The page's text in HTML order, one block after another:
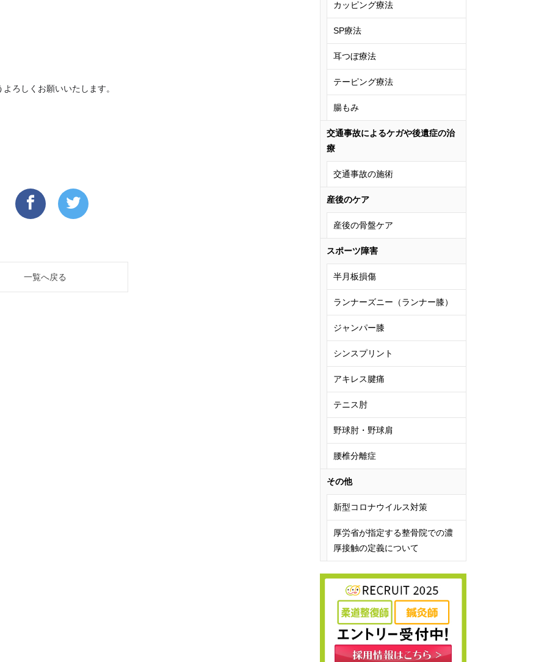
ろしくお願いいたします。
一覧へ戻る
カッピング療法
SP療法
耳つぼ療法
テーピング療法
腸もみ
交通事故によるケガや後遺症の治
療
交通事故の施術
産後のケア
産後の骨盤ケア
スポーツ障害
半月板損傷
ランナーズニー（ランナー膝）
ジャンパー膝
シンスプリント
アキレス腱痛
テニス肘
野球肘・野球肩
腰椎分離症
その他
新型コロナウイルス対策
厚労省が指定する整骨院での濃
厚接触の定義について